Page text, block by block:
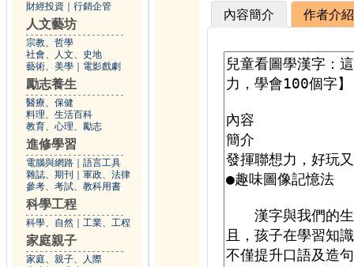
財經投資｜ 行銷企管
人文藝坊
宗教、哲學
社會、人文、史地
藝術、美學｜ 電影戲劇
勵志養生
醫療、保健
料理、生活百科
教育、心理、勵志
進修學習
電腦與網路｜ 語言工具
雜誌、期刊
軍政、法律
參考、考試、教科用書
科學工程
科學、自然｜ 工業、工程
家庭親子
家庭、親子、人際
內容簡介 作者介紹